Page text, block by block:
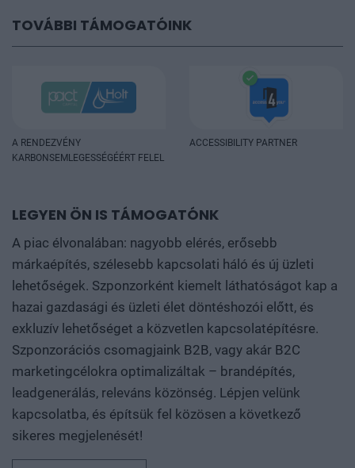
TOVÁBBI TÁMOGATÓINK
A RENDEZVÉNY
KARBONSEMLEGESSÉGÉÉRT FELEL
ACCESSIBILITY PARTNER
LEGYEN ÖN IS TÁMOGATÓNK
A piac élvonalában: nagyobb elérés, erősebb
márkaépítés, szélesebb kapcsolati háló és új üzleti
lehetőségek. Szponzorként kiemelt láthatóságot kap a
hazai gazdasági és üzleti élet döntéshozói előtt, és
exkluzív lehetőséget a közvetlen kapcsolatépítésre.
Szponzorációs csomagjaink B2B, vagy akár B2C
marketingcélokra optimalizáltak – brandépítés,
leadgenerálás, releváns közönség. Lépjen velünk
kapcsolatba, és építsük fel közösen a következő
sikeres megjelenését!